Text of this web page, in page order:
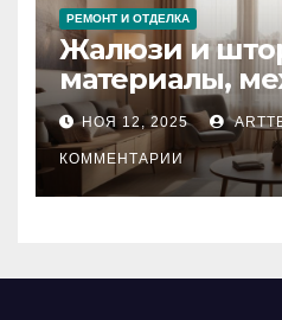
РЕМОНТ И ОТДЕЛКА
Жалюзи и
материалы,
управления и
НОЯ 12, 2025
КОММЕНТАРИИ